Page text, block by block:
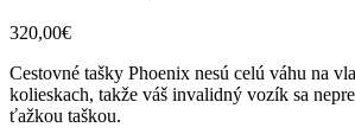
320,00€
Cestovné tašky Phoenix nesú celú váhu na
kolieskach, takže váš invalidný vozík sa
ťažkou taškou.